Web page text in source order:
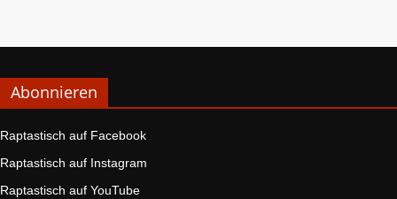
Abonnieren
Raptastisch auf Facebook
Raptastisch auf Instagram
Raptastisch auf YouTube